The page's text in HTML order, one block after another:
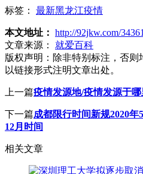
标签： 最新黑龙江疫情
本文地址： http://92jkw.com/
文章来源：
就爱百科
版权声明： 除非特别标注，否
以链接形式注明文章出处。
上一篇疫情发源地/疫情发源于哪
下一篇成都限行时间新规2020年
12月时间
相关文章